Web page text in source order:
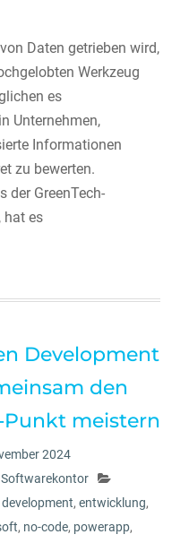
Daten getrieben wird,
Werkzeug
es
Unternehmen,
Informationen
zu bewerten.
der GreenTech-
hat es
Development
den
Punkt meistern
2024
Softwarekontor
development, entwicklung,
, no-code, powerapp,